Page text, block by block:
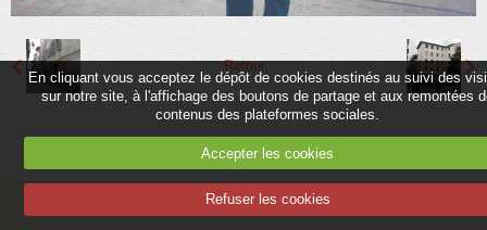
Retour
Mentions légales
En cliquant vous acceptez le dépôt de cookies destinés au suivi des
sur notre site, à l'affichage des boutons de partage et aux remontées
contenus des plateformes sociales.
Accepter les cookies
Refuser les cookies